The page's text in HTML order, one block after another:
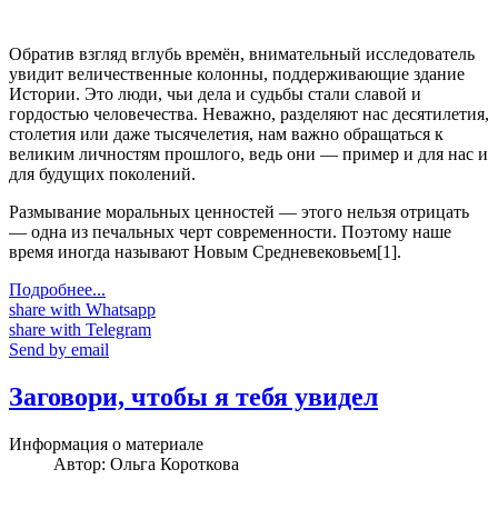
Обратив взгляд вглубь времён, внимательный исследователь
увидит величественные колонны, поддерживающие здание
Истории. Это люди, чьи дела и судьбы стали славой и
гордостью человечества. Неважно, разделяют нас десятилетия,
столетия или даже тысячелетия, нам важно обращаться к
великим личностям прошлого, ведь они — пример и для нас и
для будущих поколений.
Размывание моральных ценностей — этого нельзя отрицать
— одна из печальных черт современности. Поэтому наше
время иногда называют Новым Средневековьем[1].
Подробнее...
share with Whatsapp
share with Telegram
Send by email
Заговори, чтобы я тебя увидел
Информация о материале
Автор: Ольга Короткова